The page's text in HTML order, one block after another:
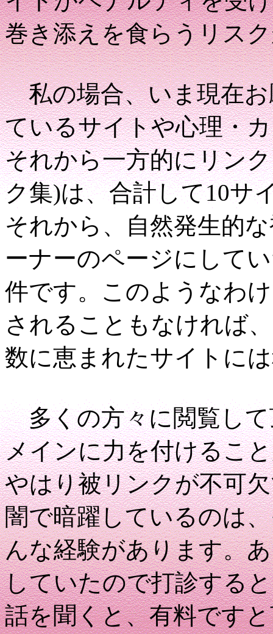
巻き添えを食らうリス
私の場合、いま現在お
ているサイトや心理・
それから一方的にリン
ク集)は、合計して10サ
それから、自然発生的
ーナーのページにして
件です。このようなわ
されることもなければ
数に恵まれたサイトに
多くの方々に閲覧して
メインに力を付けるこ
やはり被リンクが不可
闇で暗躍しているのは
んな経験があります。
していたので打診する
話を聞くと、有料です